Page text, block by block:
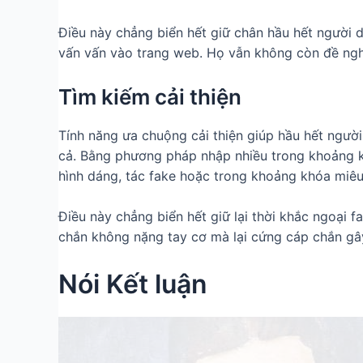
Điều này chẳng biển hết giữ chân hầu hết người
vấn vấn vào trang web. Họ vẫn không còn đề
Tìm kiếm cải thiện
Tính năng ưa chuộng cải thiện giúp hầu hết
cả. Bằng phương pháp nhập nhiều trong
hình dáng, tác fake hoặc trong khoảng khóa
Điều này chẳng biển hết giữ lại thời khắc ngoại
chắn không nặng tay cơ mà lại cứng cáp chắn
Nói Kết luận